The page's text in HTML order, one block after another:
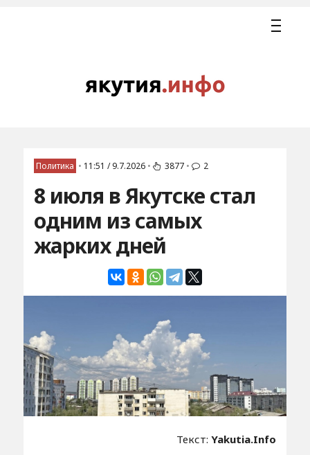
Политика • 11:51 / 9.7.2026 • 3877 • 2
8 июля в Якутске стал
одним из самых
жарких дней
Текст:Yakutia.Info